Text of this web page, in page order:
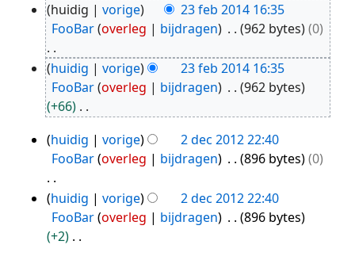
23
feb
2014
huidig vorige
23 feb 2014 16:35
FooBar overleg bijdragen 962 bytes 0
G
e
e
n
b
w
e
k
huidig vorige
23 feb 2014 16:35
FooBar overleg bijdragen
962 bytes
+66
e
n
b
w
2
dec
2012
huidig vorige
2 dec 2012 22:40
FooBar overleg bijdragen 896 bytes 0
G
e
huidig vorige
2 dec 2012 22:40
FooBar overleg bijdragen
896 bytes
+2